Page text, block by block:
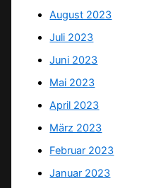
August 2023
Juli 2023
Juni 2023
Mai 2023
April 2023
März 2023
Februar 2023
Januar 2023